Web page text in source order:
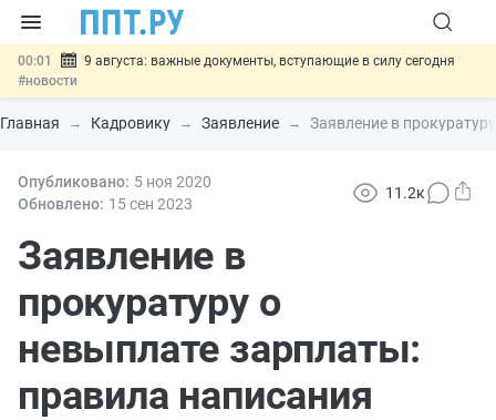
00:01
9 августа: важные документы, вступающие в силу сегодня
#новости
07.08 Подписан закон о блокировке продажи опасных товаров через
«Честный знак»#новости
07.08 Госпошлину за устранение ошибок в документах предлагают
отменить#новости
отношений
Главная Кадровику Заявление Заявление в
Опубликовано: 5 ноя 2020
Обновлено: 15 сен 2023
11.2к
Заявление в
прокуратуру о
невыплате зарплаты:
правила написания